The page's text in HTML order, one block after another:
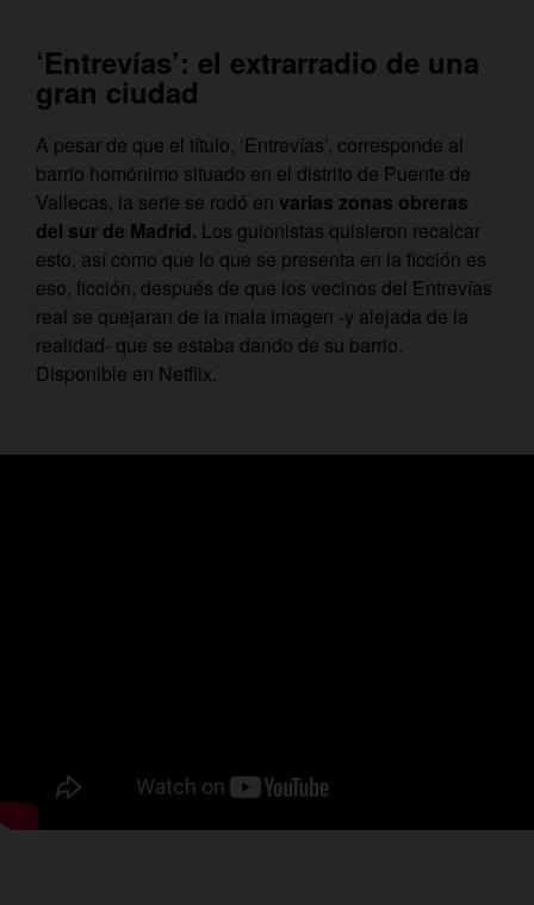
‘Entrevías’: el extrarradio de una
gran ciudad
A pesar de que el título, ‘Entrevías’, corresponde al
barrio homónimo situado en el distrito de Puente de
Vallecas, la serie se rodó en varias zonas obreras
del sur de Madrid. Los guionistas quisieron recalcar
esto, así como que lo que se presenta en la ficción es
eso, ficción, después de que los vecinos del Entrevías
real se quejaran de la mala imagen -y alejada de la
realidad- que se estaba dando de su barrio.
Disponible en Netflix.